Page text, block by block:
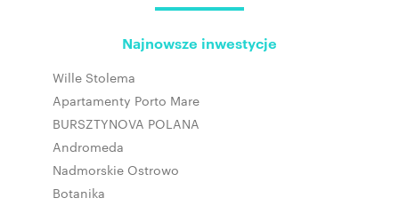
Najnowsze inwestycje
Wille Stolema
Apartamenty Porto Mare
BURSZTYNOVA POLANA
Andromeda
Nadmorskie Ostrowo
Botanika